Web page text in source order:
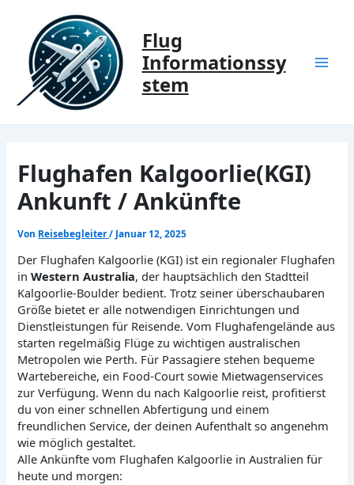
springen
Flug
Informationssy
stem
Flughafen Kalgoorlie(KGI)
Ankunft / Ankünfte
Von Reisebegleiter/ Januar 12, 2025
Der Flughafen Kalgoorlie (KGI) ist ein regionaler Flughafen
inWestern Australia, der hauptsächlich den Stadtteil
Kalgoorlie-Boulder bedient. Trotz seiner überschaubaren
Größe bietet er alle notwendigen Einrichtungen und
Dienstleistungen für Reisende. Vom Flughafengelände aus
starten regelmäßig Flüge zu wichtigen australischen
Metropolen wie Perth. Für Passagiere stehen bequeme
Wartebereiche, ein Food-Court sowie Mietwagenservices
zur Verfügung. Wenn du nach Kalgoorlie reist, profitierst
du von einer schnellen Abfertigung und einem
freundlichen Service, der deinen Aufenthalt so angenehm
wie möglich gestaltet.
Alle Ankünfte vom Flughafen Kalgoorlie in Australien für
heute und morgen: